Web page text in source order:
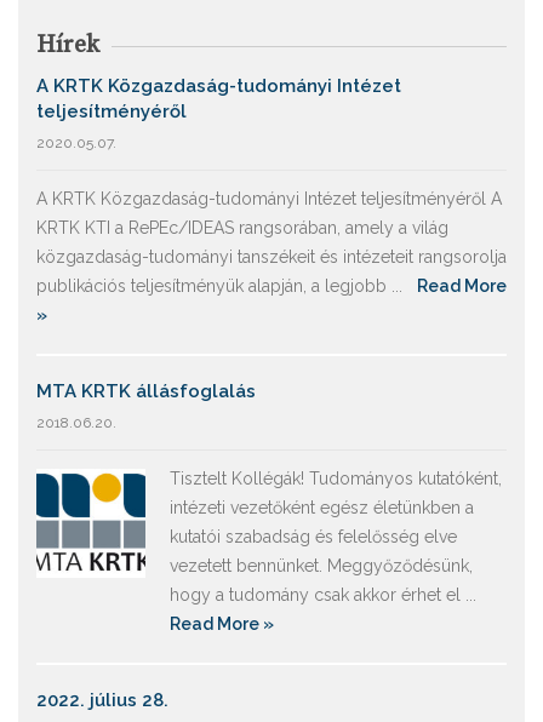
Hírek
A KRTK Közgazdaság-tudományi Intézet
teljesítményéről
2020.05.07.
A KRTK Közgazdaság-tudományi Intézet teljesítményéről A
KRTK KTI a RePEc/IDEAS rangsorában, amely a világ
közgazdaság-tudományi tanszékeit és intézeteit rangsorolja
publikációs teljesítményük alapján, a legjobb ...
Read More
»
MTA KRTK állásfoglalás
2018.06.20.
Tisztelt Kollégák! Tudományos kutatóként,
intézeti vezetőként egész életünkben a
kutatói szabadság és felelősség elve
vezetett bennünket. Meggyőződésünk,
hogy a tudomány csak akkor érhet el ...
Read More »
2022. július 28.